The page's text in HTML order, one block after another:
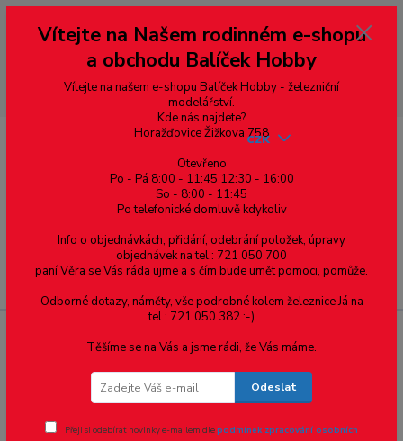
--- pro zákazníky ze Slovenska a jiných zemí, pokud chcete platit v eurech
přepněte si e-shop na euro 💶 pro přepočet měny - pravý horní roh ---
dobírky – pokud si z nějakého důvodu zásilku nevyzvednete, bude po
domluvě zaslána znovu s opětovnou platbou za poštovné, v opačném
případě bude zrušena a účet přidán na blacklist a rušeny následující
objednávky.
Menu
CZK
Hranoly - rozměry: 0.25 x 1.0
Vítejte na Našem rodinném e-shopu
a obchodu Balíček Hobby
Vítejte na našem e-shopu Balíček Hobby - železniční
modelářství.
Kde nás najdete?
Horažďovice Žižkova 758
Otevřeno
Po - Pá 8:00 - 11:45 12:30 - 16:00
So - 8:00 - 11:45
Po telefonické domluvě kdykoliv
Info o objednávkách, přidání, odebrání položek, úpravy
objednávek na tel.: 721 050 700
paní Věra se Vás ráda ujme a s čím bude umět pomoci, pomůže.
Odborné dotazy, náměty, vše podrobné kolem železnice Já na
tel.: 721 050 382 :-)
Těšíme se na Vás a jsme rádi, že Vás máme.
Odeslat
Přeji si odebírat novinky e-mailem dlepodmínek zpracování osobních